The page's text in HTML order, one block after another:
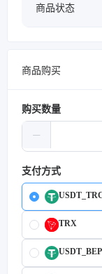
商品状态
商品购买
购买数量
支付方式
TRX